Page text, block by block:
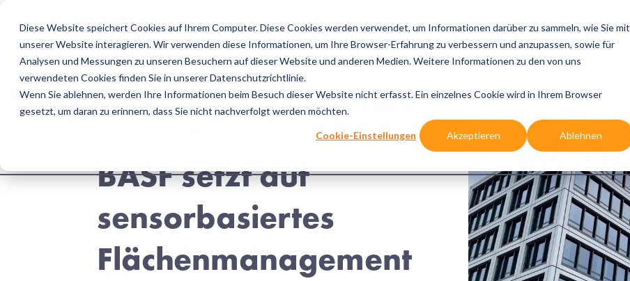
Diese Website speichert Cookies auf Ihrem Computer. Diese Cookies werden verwendet, um Informationen darüber zu sammeln, wie Sie mit
unserer Website interagieren. Wir verwenden diese Informationen, um Ihre Browser-Erfahrung zu verbessern und anzupassen, sowie für
Analysen und Messungen zu unseren Besuchern auf dieser Website und anderen Medien. Weitere Informationen zu den von uns
verwendeten Cookies finden Sie in unserer Datenschutzrichtlinie.
Wenn Sie ablehnen, werden Ihre Informationen beim Besuch dieser Website nicht erfasst. Ein einzelnes Cookie wird in Ihrem Browser
gesetzt, um daran zu erinnern, dass Sie nicht nachverfolgt werden möchten.
Cookie-Einstellungen Akzeptieren Ablehnen
Use Cases Lösungen Integrationen Referenzen Wissen
Kosten senken, Zufriedenheit
und Effizienz steigern
BASF setzt auf
sensorbasiertes
Flächenmanagement